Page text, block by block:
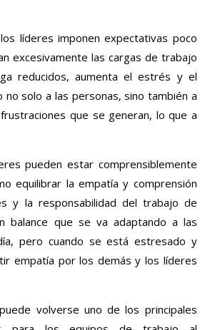
líderes imponen expectativas poco
excesivamente las cargas de trabajo
reducidos, aumenta el estrés y el
solo a las personas, sino también a
que se generan, lo que a
pueden estar comprensiblemente
equilibrar la empatía y comprensión
y la responsabilidad del trabajo de
balance que se va adaptando a las
pero cuando se está estresado y
empatía por los demás y los líderes
volverse uno de los principales